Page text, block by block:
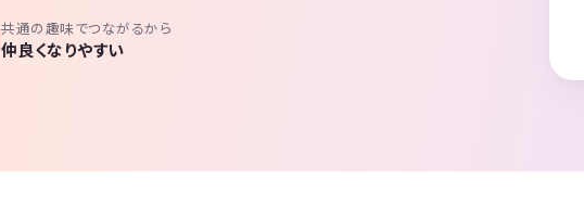
共通の趣味でつながるから
仲良くなりやすい